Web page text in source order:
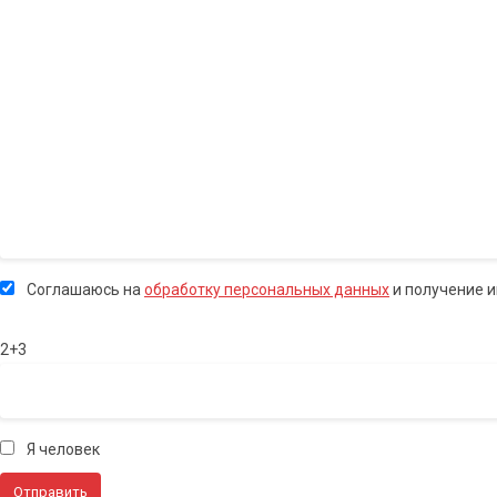
Соглашаюсь на обработку персональных данныхи получение
2+3
Я человек